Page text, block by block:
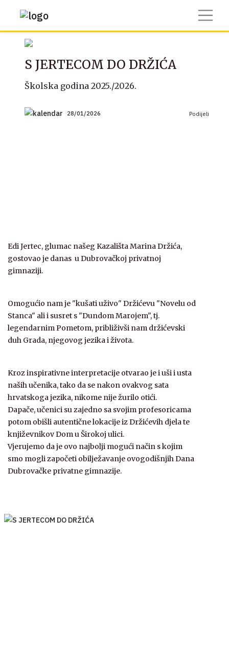
S JERTECOM DO DRŽIĆA
Školska godina 2025./2026.
28/01/2026 Podijeli
Edi Jertec, glumac našeg Kazališta Marina Držića,
gostovao je danas u Dubrovačkoj privatnoj
gimnaziji.
Omogućio nam je "kušati uživo" Držićevu "Novelu od
Stanca" ali i susret s "Dundom Marojem", tj.
legendarnim Pometom, približivši nam držićevski
duh Grada, njegovog jezika i života.
Kroz inspirativne interpretacije otvarao je i uši i usta
naših učenika, tako da se nakon ovakvog sata
hrvatskoga jezika, nikome nije žurilo otići.
Dapače, učenici su zajedno sa svojim profesoricama
potom obišli autentične lokacije iz Držićevih djela te
književnikov Dom u Širokoj ulici.
Vjerujemo da je ovo najbolji mogući način s kojim
smo mogli započeti obilježavanje ovogodišnjih Dana
Dubrovačke privatne gimnazije.